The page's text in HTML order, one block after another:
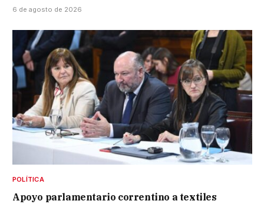
6 de agosto de 2026
POLÍTICA
Apoyo parlamentario correntino a textiles